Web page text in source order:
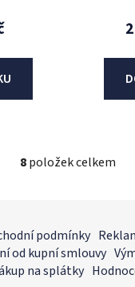
O
d
a
c
8položek celkem
podmínky
od kupní smlouvy
na splátky